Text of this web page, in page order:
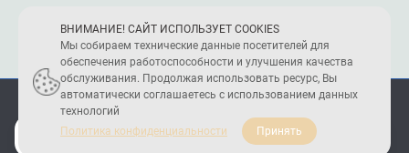
Мы принимаем к оплате:
ВНИМАНИЕ! САЙТ ИСПОЛЬЗУЕТ COOKIES
Мы собираем технические данные посетителей для
обеспечения работоспособности и улучшения качества
обслуживания. Продолжая использовать ресурс, Вы
автоматически соглашаетесь с использованием данных
технологий
Политика конфиденциальности
Принять
ПОЛИТИКА КОНФИДЕНЦИАЛЬНОСТИ
2005 - 2026 © Reload Team
Создание и